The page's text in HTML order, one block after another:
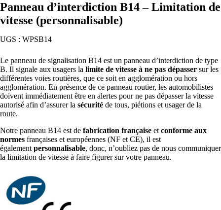
Panneau d’interdiction B14 – Limitation de
vitesse (personnalisable)
UGS : WPSB14
Le panneau de signalisation B14 est un panneau d’interdiction de type
B. Il signale aux usagers la limite de vitesse à ne pas dépasser sur les
différentes voies routières, que ce soit en agglomération ou hors
agglomération. En présence de ce panneau routier, les automobilistes
doivent immédiatement être en alertes pour ne pas dépasser la vitesse
autorisé afin d’assurer la sécurité de tous, piétions et usager de la
route.
Notre panneau B14 est de fabrication française et conforme aux
normes françaises et européennes (NF et CE), il est
également personnalisable, donc, n’oubliez pas de nous communiquer
la limitation de vitesse à faire figurer sur votre panneau.